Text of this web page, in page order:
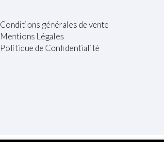
Conditions générales de vente
Mentions Légales
Politique de Confidentialité